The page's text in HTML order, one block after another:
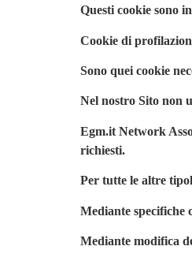
Questi cookie sono
Cookie di
Sono quei cookie
Nel nostro Sito non
Egm.it Network
richiesti.
Per tutte le altre
Mediante
Mediante modifica